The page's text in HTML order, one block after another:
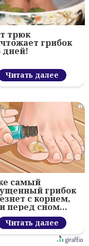
трюк
грибок
дней!
Читать далее
i
самый
грибок
с корнем,
перед сном…
Читать далее